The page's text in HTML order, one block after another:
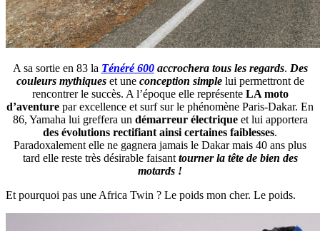
A sa sortie en 83 la Ténéré 600accrochera tous les regards. Des
couleurs mythiqueset une conception simplelui permettront de
rencontrer le succès. A l’époque elle représente LA moto
d’aventure par excellence et surf sur le phénomène Paris-Dakar. En
86, Yamaha lui greffera un démarreur électriqueet lui apportera
des évolutions rectifiant ainsi certaines faiblesses.
Paradoxalement elle ne gagnera jamais le Dakar mais 40 ans plus
tard elle reste très désirable faisant tourner la tête de bien des
motards !
Et pourquoi pas une Africa Twin ? Le poids mon cher. Le poids.